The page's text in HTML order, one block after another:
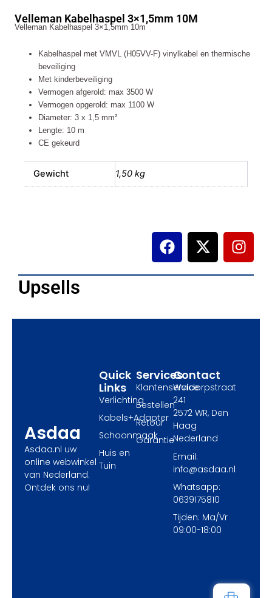
aantal
Velleman Kabelhaspel 3×1,5mm 10M
Velleman Kabelhaspel 3×1,5mm 10m
Kabelhaspel met VMVL (H05VV-F) vinylkabel en thermische
beveiliging
Met kinderbeveiliging
Vermogen afgerold: max 3500 W
Vermogen opgerold: max 1100 W
Diameter: 3 x 1,5 mm²
Lengte: 10 m
CE gekeurd
Gewicht 1,50 kg
F
a
o
X
-
t
I
n
g
Upsells
Asdaa
Asdaa.nl uw
online webwinkel
van Nederland.
Ontdek ons nu!
Services
Klantenservice
Bestellen
Retour
Garantie
Quick
Links
Verlichting
Kabels+Adapter
Schoonmaak
Huis en
Tuin
Contact
Waldorpstraat
241
2572 WR, Den
Haag
Nederland
Email:
info@asdaa.nl
Whatsapp:
0639175810
Tijden: Ma/Vr
09:00-18:00